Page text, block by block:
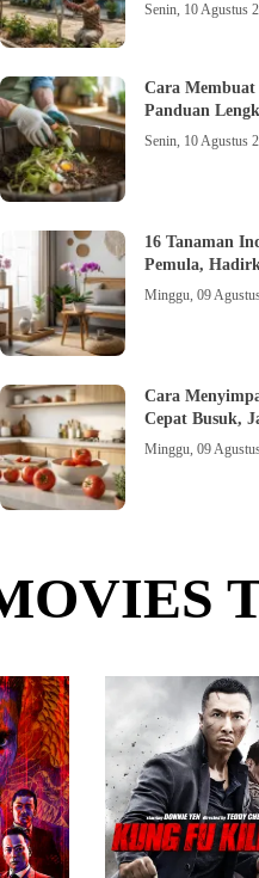
Senin, 10 Agustus
Cara
Panduan
Senin, 10 Agustus
16 Tanaman
Pemula,
Minggu, 09
Cara
Cepat Busuk,
Minggu, 09